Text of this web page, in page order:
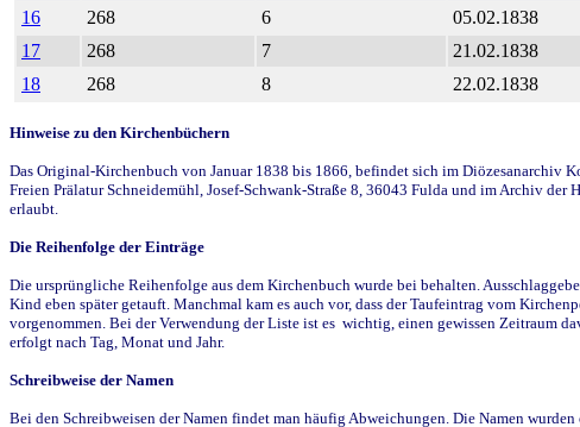
16
268 6 05.02.1838
17
268 7 21.02.1838
18
268 8 22.02.1838
Hinweise zu den Kirchenbüchern
Das Original-Kirchenbuch von Januar 1838 bis 1866, befindet sich im Diözesanarchiv
Freien Prälatur Schneidemühl, Josef-Schwank-Straße 8, 36043 Fulda und im Archiv
erlaubt.
Die Reihenfolge der Einträge
Die ursprüngliche Reihenfolge aus dem Kirchenbuch wurde bei behalten.
Kind eben später getauft. Manchmal kam es auch vor, dass der Taufeintrag vom
vorgenommen. Bei der Verwendung der Liste ist es wichtig, einen gewissen Zeitraum
erfolgt nach Tag, Monat und Jahr.
Schreibweise der Namen
Bei den Schreibweisen der Namen findet man häufig Abweichungen. Die Namen